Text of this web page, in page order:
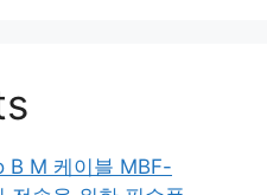
B M 케이블 MBF-